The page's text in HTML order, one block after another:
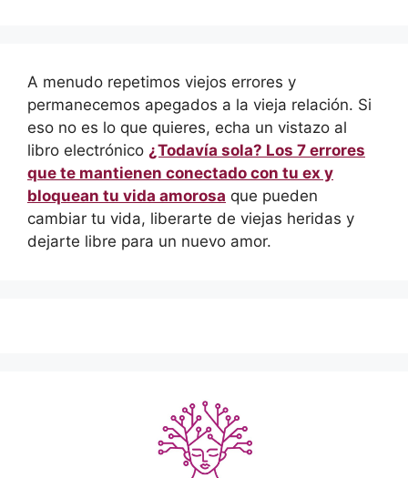
A menudo repetimos viejos errores y
permanecemos apegados a la vieja relación. Si
eso no es lo que quieres, echa un vistazo al
libro electrónico ¿Todavía sola? Los 7 errores
que te mantienen conectado con tu ex y
bloquean tu vida amorosa que pueden
cambiar tu vida, liberarte de viejas heridas y
dejarte libre para un nuevo amor.